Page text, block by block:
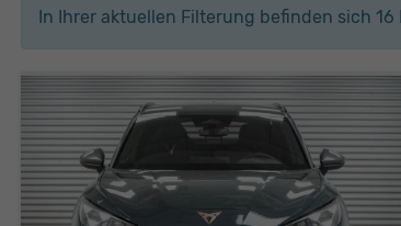
In Ihrer aktuellen Filterung befinden sich 16